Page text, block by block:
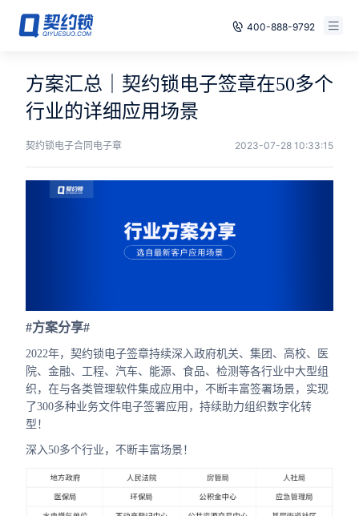
400-888-9792
电子签章
印章管控
数字存档
全国
合作
我们
免费试用
已有账号，登录
方案汇总｜契约锁电子签章在50多个
行业的详细应用场景
契约锁电子合同电子章 2023-07-28 10:33:15
#方案分享#
2022年，契约锁电子签章持续深入政府机关、集团、高校、医
院、金融、工程、汽车、能源、食品、检测等各行业中大型组
织，在与各类管理软件集成应用中，不断丰富签署场景，实现
了300多种业务文件电子签署应用，持续助力组织数字化转
型！
深入50多个行业，不断丰富场景！